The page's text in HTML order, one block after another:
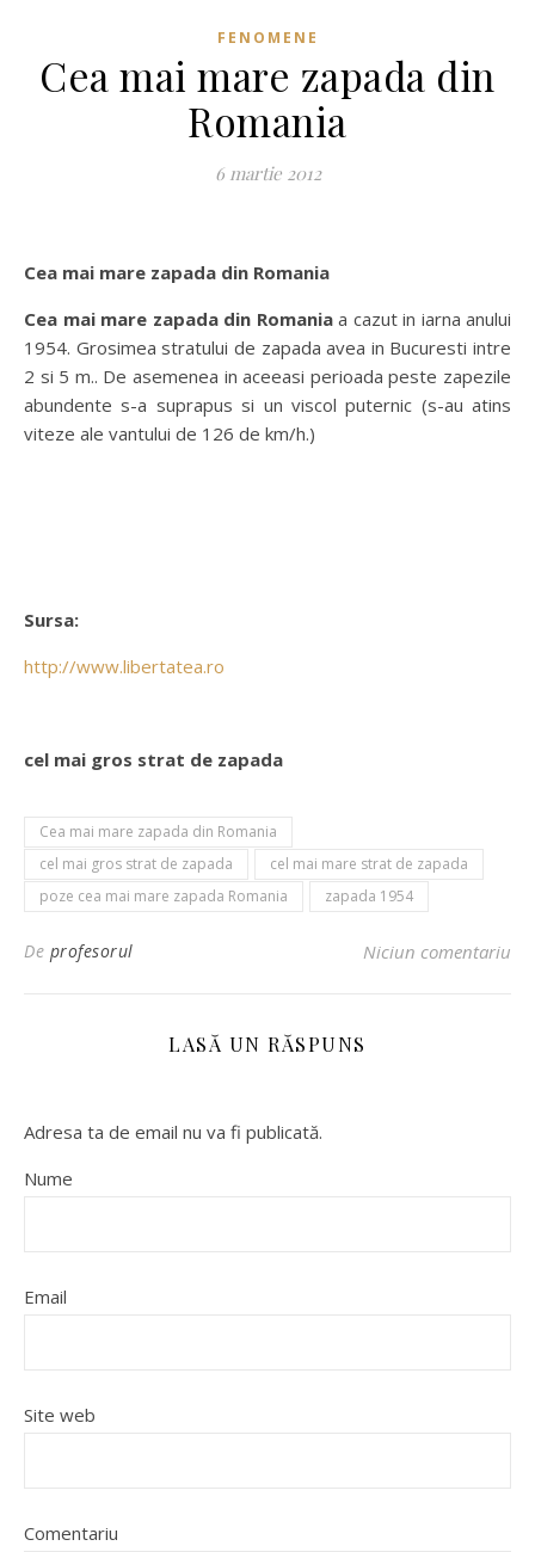
FENOMENE
Cea mai mare zapada din
Romania
6 martie 2012
Cea mai mare zapada din Romania
Cea mai mare zapada din Romaniaa cazut in iarna anului
1954. Grosimea stratului de zapada avea in Bucuresti intre
2 si 5 m.. De asemenea in aceeasi perioada peste zapezile
abundente s-a suprapus si un viscol puternic (s-au atins
viteze ale vantului de 126 de km/h.)
Sursa:
http://www.libertatea.ro
cel mai gros strat de zapada
Cea mai mare zapada din Romania
cel mai gros strat de zapada
cel mai mare strat de zapada
poze cea mai mare zapada Romania
zapada 1954
De profesorul Niciun comentariu
LASĂ UN RĂSPUNS
Adresa ta de email nu va fi publicată.
Nume
Email
Site web
Comentariu